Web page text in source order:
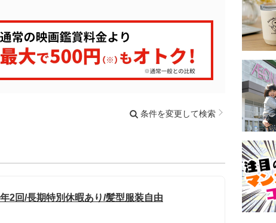
条件を変更して検索
2回/長期特別休暇あり/髪型服装自由